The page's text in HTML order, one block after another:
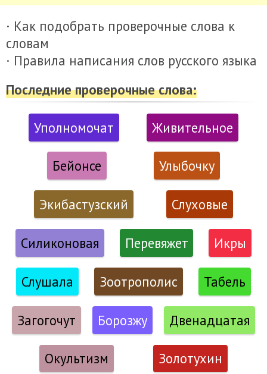
· Как подобрать проверочные слова к
словам
· Правила написания слов русского языка
Последние проверочные слова:
Уполномочат Живительное
Бейонсе Улыбочку
Экибастузский Слуховые
Силиконовая Перевяжет Икры
Слушала Зоотрополис Табель
Загогочут Борозжу Двенадцатая
Окультизм Золотухин